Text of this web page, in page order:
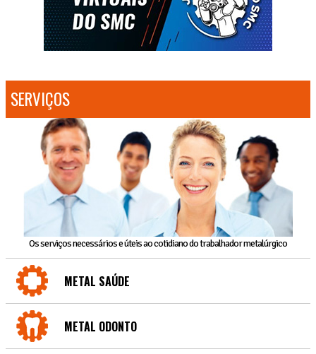
SERVIÇOS
Os serviços necessários e úteis ao cotidiano do trabalhador metalúrgico
METAL SAÚDE
METAL ODONTO